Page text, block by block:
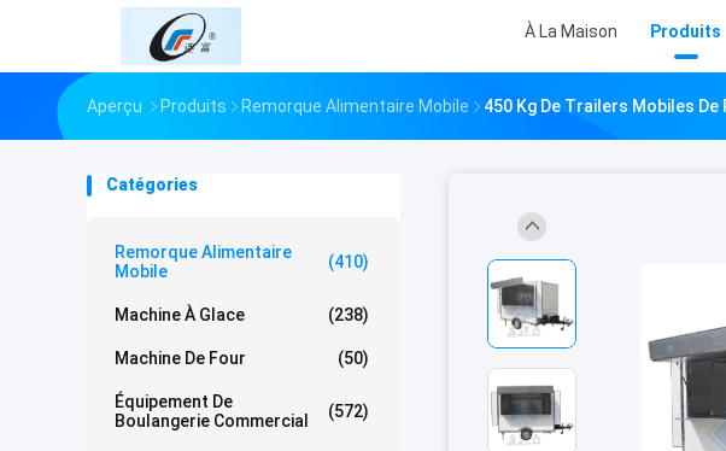
À La Maison Produits
Aperçu Produits Remorque Alimentaire Mobile 450 Kg De Trailers Mobiles
Catégories
Remorque Alimentaire
Mobile
(410)
Machine À Glace (238)
Machine De Four (50)
Équipement De
Boulangerie Commercial
(572)